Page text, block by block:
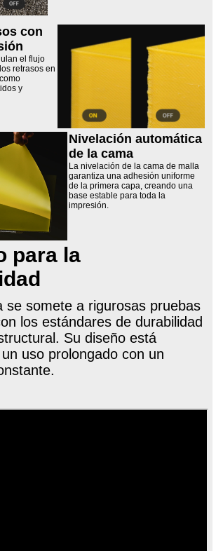
con
el flujo
retrasos en
y
Nivelación automática
de la cama
La nivelación de la cama de malla
garantiza una adhesión uniforme
de la primera capa, creando una
base estable para toda la
impresión.
para la
se somete a rigurosas pruebas
los estándares de durabilidad
Su diseño está
uso prolongado con un